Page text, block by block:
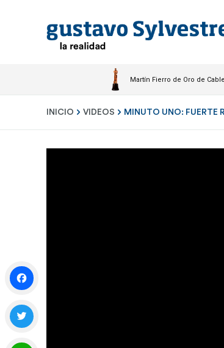
Martín Fierro de Oro de
INICIO VIDEOS MINUTO UNO: FUERTE
Facebook
Twitter